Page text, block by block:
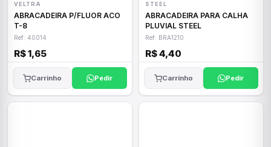
VELTRA
ABRACADEIRA P/FLUOR ACO
T-8
Ref: 40014
R$ 1,65
Carrinho Pedir
STEEL
ABRACADEIRA PARA CALHA
PLUVIAL STEEL
Ref: BRA1210
R$ 4,40
Carrinho Pedir